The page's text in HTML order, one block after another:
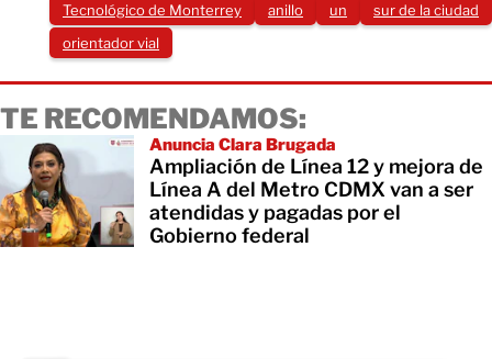
Tecnológico de Monterrey
anillo un
sur de la ciudad
orientador vial
TE RECOMENDAMOS:
Anuncia Clara Brugada
Ampliación de Línea 12 y mejora de
Línea A del Metro CDMX van a ser
atendidas y pagadas por el
Gobierno federal